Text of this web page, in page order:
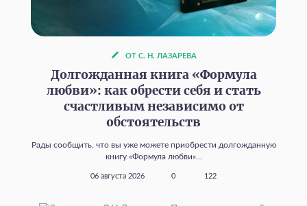
ОТ С. Н. ЛАЗАРЕВА
Долгожданная книга «Формула
любви»: как обрести себя и стать
счастливым независимо от
обстоятельств
Рады сообщить, что вы уже можете приобрести долгожданную
книгу «Формула любви»...
06 августа 2026 0 122